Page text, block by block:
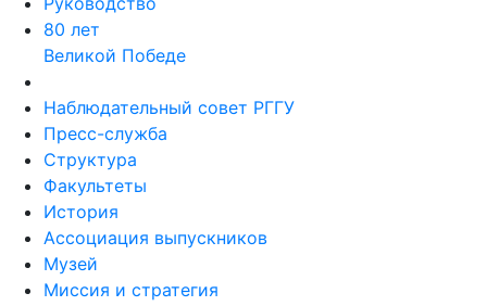
80 лет
Великой Победе
Наблюдательный совет РГГУ
Пресс-служба
Структура
Факультеты
История
Ассоциация выпускников
Музей
Миссия и стратегия